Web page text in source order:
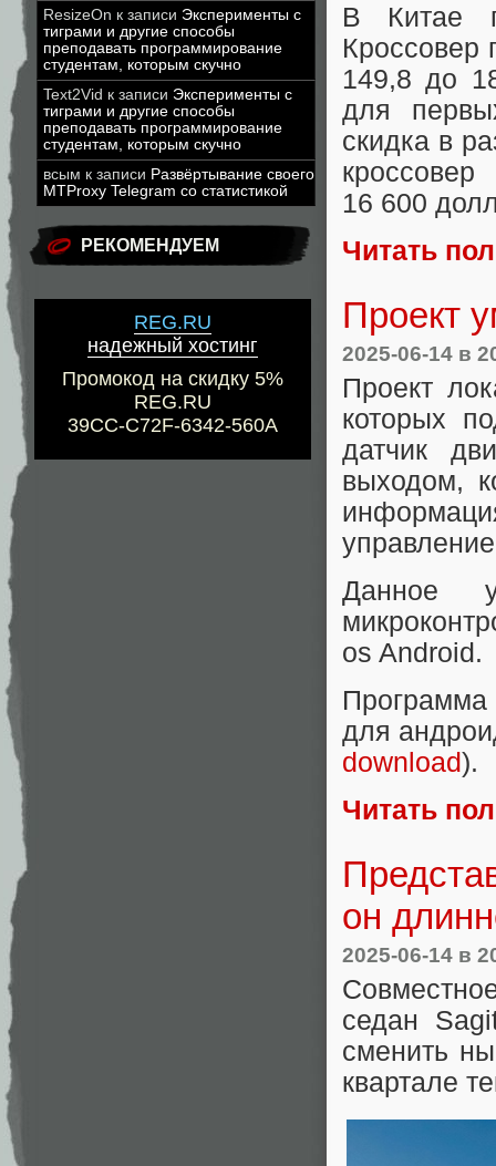
ResizeOn к записи Эксперименты с
тиграми и другие способы
преподавать программирование
студентам, которым скучно
Text2Vid к записи Эксперименты с
тиграми и другие способы
преподавать программирование
студентам, которым скучно
всым к записи Развёртывание своего
MTProxy Telegram со статистикой
РЕКОМЕНДУЕМ
REG.RU
надежный хостинг
Промокод на скидку 5%
REG.RU
39CC-C72F-6342-560A
В Китае
Кроссовер
149,8 до
для
скидка в
16 600
Читать
Проект
2025-06-14 в
Проект
которых
датчик
выходом,
Данное
os Android.
Программа
для
download).
Читать
он
2025-06-14 в
седан
сменить
квартале